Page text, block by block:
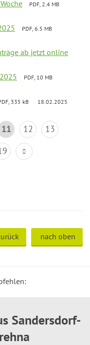
PDF, 2.4 MB
PDF, 6.5 MB
ab jetzt online
PDF, 10 MB
335 kB 18.02.2025
11 12
13
nach oben
Sandersdorf-